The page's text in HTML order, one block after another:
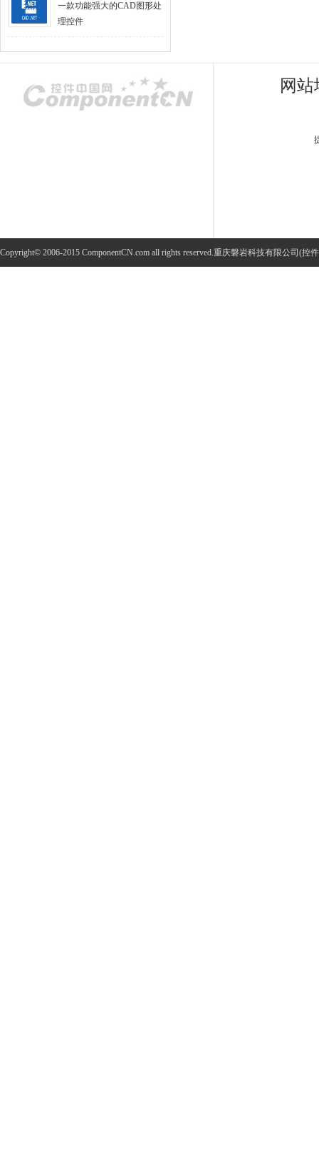
一款功能强大的CAD图形处
理控件
网
Copyright© 2006-2015 ComponentCN.com all rights reserved.重庆磐岩科技有限公司(